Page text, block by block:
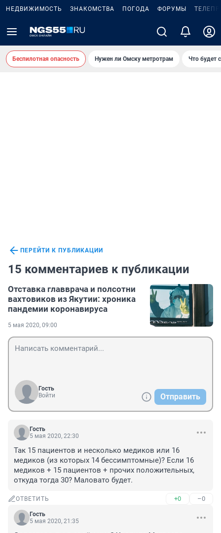
НЕДВИЖИМОСТЬ ЗНАКОМСТВА ПОГОДА ФОРУМЫ
Беспилотная опасность Нужен ли Омску метротрам Что будет
ПЕРЕЙТИ К ПУБЛИКАЦИИ
15 комментариев к публикации
Отставка главврача и полсотни
вахтовиков из Якутии: хроника
пандемии коронавируса
5 мая 2020, 09:00
Гость
Войти
Отправить
Гость
5 мая 2020, 22:30
Так 15 пациентов и несколько медиков или 16
медиков (из которых 14 бессимптомные)? Если 16
медиков + 15 пациентов + прочих положительных,
откуда тогда 30? Маловато будет.
ОТВЕТИТЬ +0 –0
Гость
5 мая 2020, 21:35